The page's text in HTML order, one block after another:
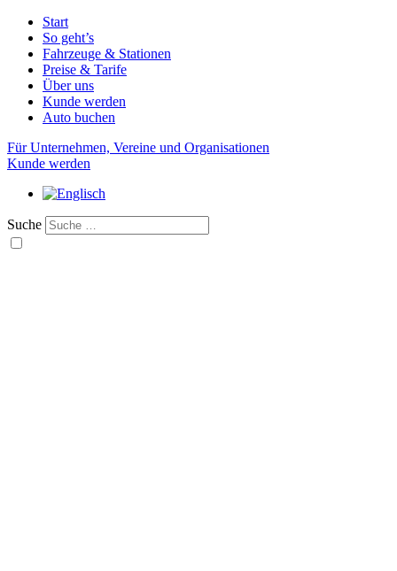
Start
So geht’s
Fahrzeuge & Stationen
Preise & Tarife
Über uns
Kunde werden
Auto buchen
Für Unternehmen, Vereine und Organisationen
Kunde werden
Suche